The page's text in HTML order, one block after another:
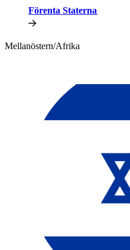
Förenta Staterna​​
Mellanöstern/Afrika​​